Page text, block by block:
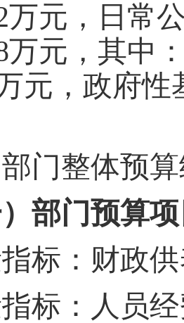
万元，日常
万元，其中
元，政府性
门整体预
）部门预算
标：财政
标：人员